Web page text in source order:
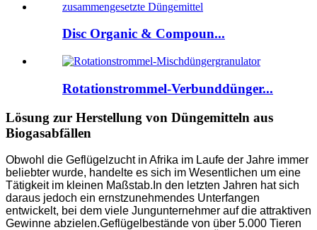
Disc Organic & Compoun...
Rotationstrommel-Verbunddünger...
Lösung zur Herstellung von Düngemitteln aus
Biogasabfällen
Obwohl die Geflügelzucht in Afrika im Laufe der Jahre immer
beliebter wurde, handelte es sich im Wesentlichen um eine
Tätigkeit im kleinen Maßstab.In den letzten Jahren hat sich
daraus jedoch ein ernstzunehmendes Unterfangen
entwickelt, bei dem viele Jungunternehmer auf die attraktiven
Gewinne abzielen.Geflügelbestände von über 5.000 Tieren